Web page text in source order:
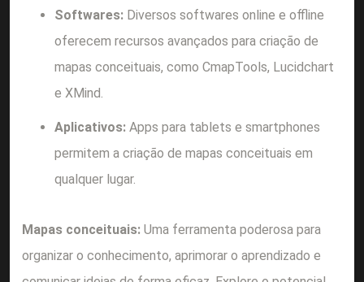
Softwares: Diversos softwares online e offline
oferecem recursos avançados para criação de
mapas conceituais, como CmapTools, Lucidchart
e XMind.
Aplicativos: Apps para tablets e smartphones
permitem a criação de mapas conceituais em
qualquer lugar.
Mapas conceituais: Uma ferramenta poderosa para
organizar o conhecimento, aprimorar o aprendizado e